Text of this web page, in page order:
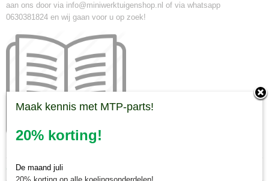
aan ons door via info@miniwerktuigenshop.nl of via whatsapp
0630381824 en wij gaan voor u op zoek!
Ook interessant
Maak kennis met MTP-parts!
20% korting!
De maand juli